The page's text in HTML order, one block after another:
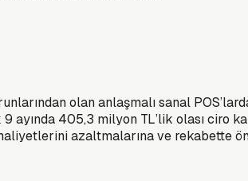
olan anlaşmalı sanal
405,3 milyon TL’lik olası ciro
azaltmalarına ve rekabette